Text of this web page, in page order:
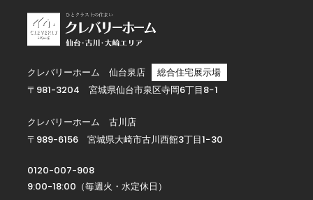
クレバリーホーム 仙台泉店
総合住宅展示場
〒981-3204 宮城県仙台市泉区寺岡6丁目8−1
クレバリーホーム 古川店
〒989-6156 宮城県大崎市古川西館3丁目1−30
0120-007-908
9:00-18:00（毎週火・水定休日）